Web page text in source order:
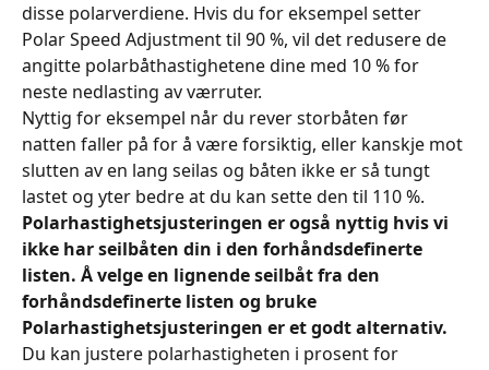
disse polarverdiene. Hvis du for eksempel setter
Polar Speed ​​Adjustment til 90 %, vil det redusere de
angitte polarbåthastighetene dine med 10 % for
neste nedlasting av værruter.
Nyttig for eksempel når du rever storbåten før
natten faller på for å være forsiktig, eller kanskje mot
slutten av en lang seilas og båten ikke er så tungt
lastet og yter bedre at du kan sette den til 110 %.
Polarhastighetsjusteringen er også nyttig hvis vi
ikke har seilbåten din i den forhåndsdefinerte
listen. Å velge en lignende seilbåt fra den
forhåndsdefinerte listen og bruke
Polarhastighetsjusteringen er et godt alternativ.
Du kan justere polarhastigheten i prosent for